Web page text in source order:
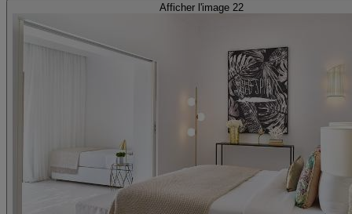
Afficher l'image 22